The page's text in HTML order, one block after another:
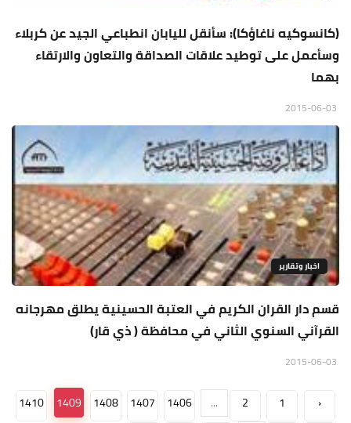
(كانسوكيه ناغاؤكا): سأنقل لليابان انطباعي الجيد عن كربلاء
وسأعمل على توطيد علاقات الصداقة والتعاون والارتقاء
بهما
اخبار وتقارير
قسم دار القران الكريم في العتبة الحسينية يطلق مهرجانه
القرآني السنوي الثاني في محافظة ( ذي قار)
‹
1
2
...
1406
1407
1408
1409
1410